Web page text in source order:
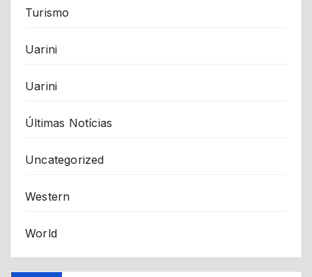
Turismo
Uarini
Uarini
Últimas Notícias
Uncategorized
Western
World